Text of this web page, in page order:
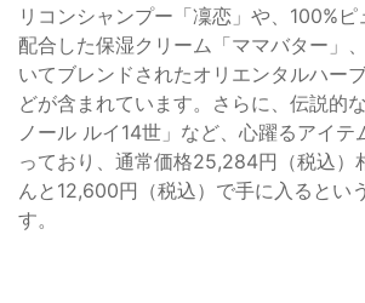
リコンシャンプー「凜恋」や、100%
配合した保湿クリーム「ママバター」
いてブレンドされたオリエンタルハー
どが含まれています。さらに、伝説的
ノール ルイ14世」など、心躍るアイテ
っており、通常価格25,284円（税込）
んと12,600円（税込）で手に入るとい
す。